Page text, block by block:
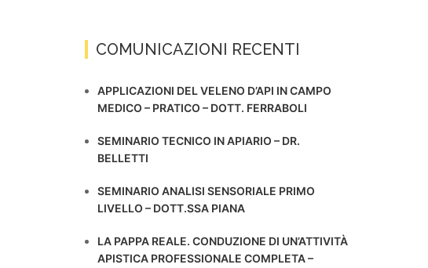
COMUNICAZIONI RECENTI
APPLICAZIONI DEL VELENO D’API IN CAMPO
MEDICO – PRATICO – DOTT. FERRABOLI
SEMINARIO TECNICO IN APIARIO – DR.
BELLETTI
SEMINARIO ANALISI SENSORIALE PRIMO
LIVELLO – DOTT.SSA PIANA
LA PAPPA REALE. CONDUZIONE DI UN’ATTIVITÀ
APISTICA PROFESSIONALE COMPLETA –